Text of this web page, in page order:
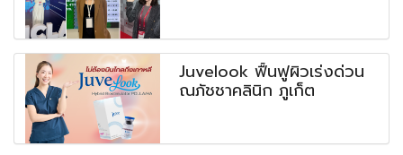
Juvelook ฟื้นฟูผิวเร่งด่วน
ณภัชชาคลินิก ภูเก็ต